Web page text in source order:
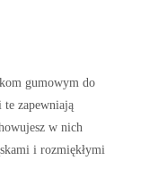
gumowym do
te zapewniają
w nich
i rozmiękłymi